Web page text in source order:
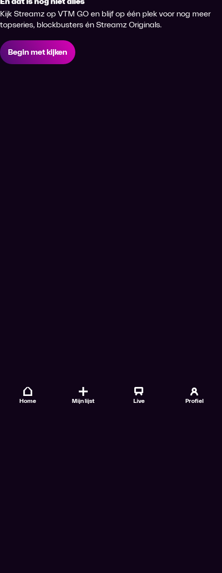
Home Mijn lijst Live Profiel
Kijk Streamz op VTM GO en blijf op één plek voor nog meer
topseries, blockbusters én Streamz Originals.
Begin met kijken